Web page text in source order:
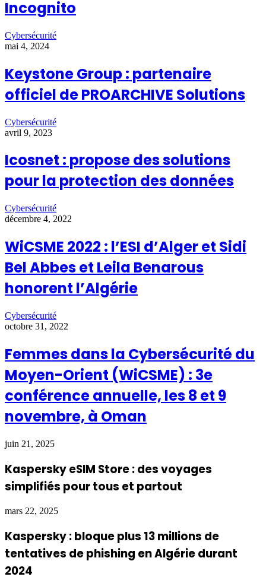
Incognito
Cybersécurité
mai 4, 2024
Keystone Group : partenaire
officiel de PROARCHIVE Solutions
Cybersécurité
avril 9, 2023
Icosnet : propose des solutions
pour la protection des données
Cybersécurité
décembre 4, 2022
WiCSME 2022 : l’ESI d’Alger et Sidi
Bel Abbes et Leila Benarous
honorent l’Algérie
Cybersécurité
octobre 31, 2022
Femmes dans la Cybersécurité du
Moyen-Orient (WiCSME) : 3e
conférence annuelle, les 8 et 9
novembre, à Oman
juin 21, 2025
Kaspersky eSIM Store : des voyages
simplifiés pour tous et partout
mars 22, 2025
Kaspersky : bloque plus 13 millions de
tentatives de phishing en Algérie durant
2024